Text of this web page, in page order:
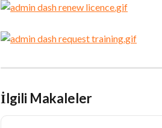
İlgili Makaleler